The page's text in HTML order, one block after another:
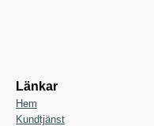
Länkar
Hem
Kundtjänst